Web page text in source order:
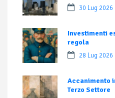
30 Lug 2026
Investimenti
regola
28 Lug 2026
Accanimento
Terzo Settore